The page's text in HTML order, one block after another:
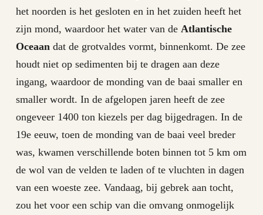
het noorden is het gesloten en in het zuiden heeft het
zijn mond, waardoor het water van de Atlantische
Oceaan dat de grotvaldes vormt, binnenkomt. De zee
houdt niet op sedimenten bij te dragen aan deze
ingang, waardoor de monding van de baai smaller en
smaller wordt. In de afgelopen jaren heeft de zee
ongeveer 1400 ton kiezels per dag bijgedragen. In de
19e eeuw, toen de monding van de baai veel breder
was, kwamen verschillende boten binnen tot 5 km om
de wol van de velden te laden of te vluchten in dagen
van een woeste zee. Vandaag, bij gebrek aan tocht,
zou het voor een schip van die omvang onmogelijk